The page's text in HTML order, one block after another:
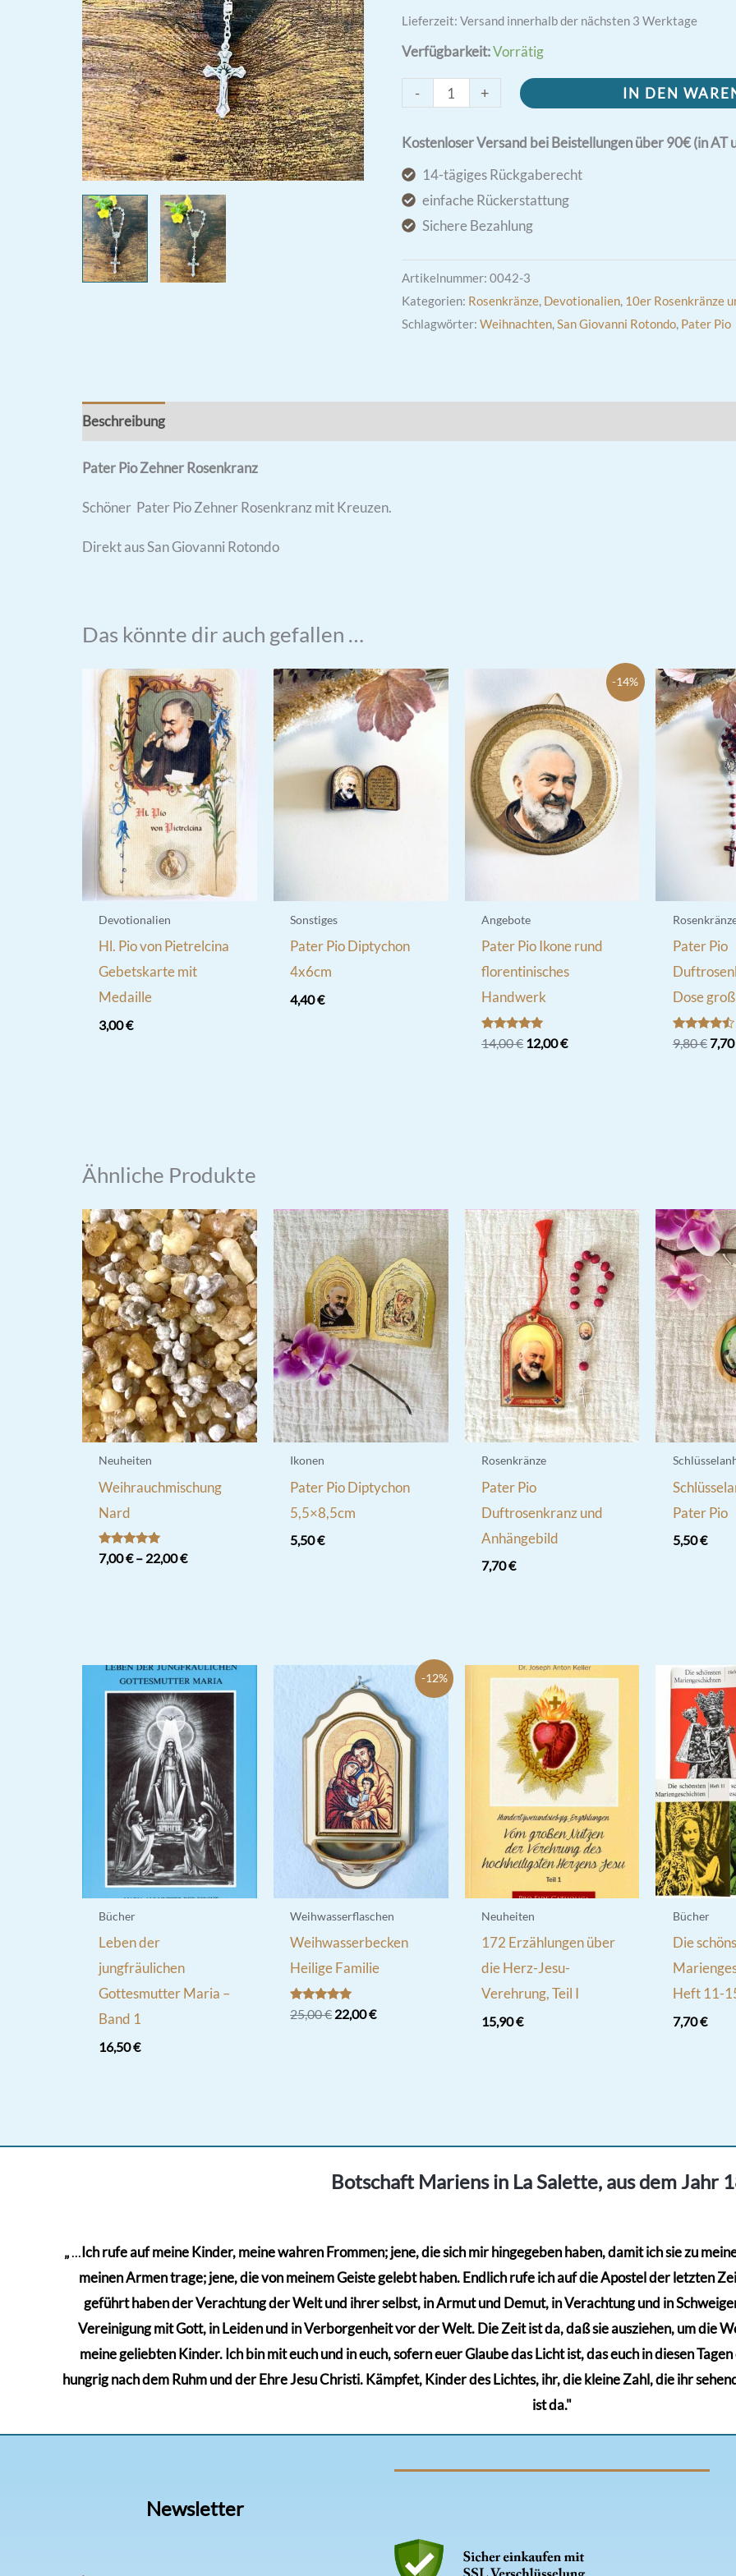
Lieferzeit: Versand innerhalb der nächsten 3 Werktage
Verfügbarkeit:Vorrätig
-
Pater
Zehner
Rosenkranz
Menge
+ IN DEN
Kostenloser Versand bei Beistellungen über 90€ (in AT
14-tägiges Rückgaberecht
einfache Rückerstattung
Sichere Bezahlung
Artikelnummer: 0042-3
Kategorien: Rosenkränze, Devotionalien, 10er Rosenkränze
Schlagwörter: Weihnachten,San Giovanni Rotondo, Pater Pio
Beschreibung
Pater Pio Zehner Rosenkranz
Schöner Pater Pio Zehner Rosenkranz mit Kreuzen.
Direkt aus San Giovanni Rotondo
Das könnte dir auch gefallen …
Devotionalien
Hl. Pio von Pietrelcina
Gebetskarte mit
Medaille
3,00€
Sonstiges
Pater Pio Diptychon
4x6cm
4,40€
-14%
Angebote
Pater Pio Ikone rund
florentinisches
Handwerk
Bewertet
mit
14,00€ Ursprünglicher
12,00€Aktueller
Pater Pio
Dose groß
Bewertet
mit
9,80€ 7,70
Ähnliche Produkte
Neuheiten
Weihrauchmischung
Nard
Bewertet
mit
7,00€– 22,00€
mehrere
Varianten
Die
Optionen
können
auf
der
Produktseite
gewählt
werden
Ikonen
Pater Pio Diptychon
5,5×8,5cm
5,50€
Rosenkränze
Pater Pio
Duftrosenkranz und
Anhängebild
7,70€
Pater Pio
5,50€
Bücher
Leben der
jungfräulichen
Gottesmutter Maria –
Band 1
16,50€
-12%
Weihwasserflaschen
Weihwasserbecken
Heilige Familie
Bewertet
mit
25,00€ Ursprünglicher
22,00€Aktueller
Neuheiten
172 Erzählungen über
die Herz-Jesu-
Verehrung, Teil I
15,90€
Bücher
Die
Heft 11-
7,70€
Botschaft Mariens in La Salette, aus dem Jahr
„...Ich rufe auf meine Kinder, meine wahren Frommen; jene, die sich mir hingegeben haben, damit ich sie zu
meinen Armen trage; jene, die von meinem Geiste gelebt haben. Endlich rufe ich auf die Apostel der letzten
geführt haben der Verachtung der Welt und ihrer selbst, in Armut und Demut, in Verachtung und in
Vereinigung mit Gott, in Leiden und in Verborgenheit vor der Welt. Die Zeit ist da, daß sie ausziehen, um die
meine geliebten Kinder. Ich bin mit euch und in euch, sofern euer Glaube das Licht ist, das euch in diesen
hungrig nach dem Ruhm und der Ehre Jesu Christi. Kämpfet, Kinder des Lichtes, ihr, die kleine Zahl, die ihr
ist da."
Newsletter